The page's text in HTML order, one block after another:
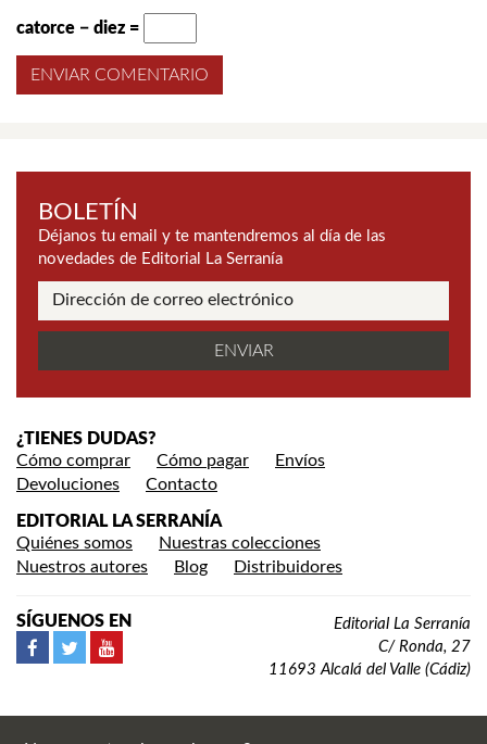
catorce − diez =
BOLETÍN
Déjanos tu email y te mantendremos al día de las
novedades de Editorial La Serranía
¿TIENES DUDAS?
Cómo comprar
Cómo pagar
Envíos
Devoluciones
Contacto
EDITORIAL LA SERRANÍA
Quiénes somos
Nuestras colecciones
Nuestros autores
Blog Distribuidores
SÍGUENOS EN
Editorial La Serranía
C/ Ronda, 27
11693 Alcalá del Valle (Cádiz)